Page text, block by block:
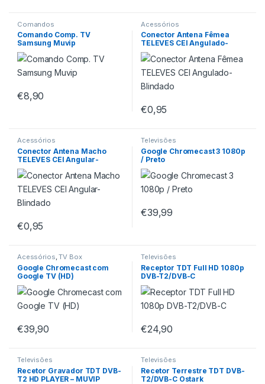
Comandos
Comando Comp. TV
Samsung Muvip
€8,90
Acessórios
Conector Antena Fêmea
TELEVES CEI Angulado-
Blindado
€0,95
Acessórios
Conector Antena Macho
TELEVES CEI Angular-
Blindado
€0,95
Televisões
Google Chromecast 3 1080p
/ Preto
€39,99
Acessórios,TV Box
Google Chromecast com
Google TV (HD)
€39,90
Televisões
Receptor TDT Full HD 1080p
DVB-T2/DVB-C
€24,90
Televisões
Recetor Gravador TDT DVB-
T2 HD PLAYER – MUVIP
Televisões
Recetor Terrestre TDT DVB-
T2/DVB-C Ostark